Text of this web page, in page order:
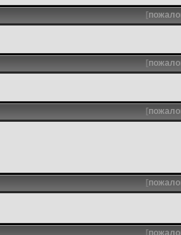
[
[
[
[
[